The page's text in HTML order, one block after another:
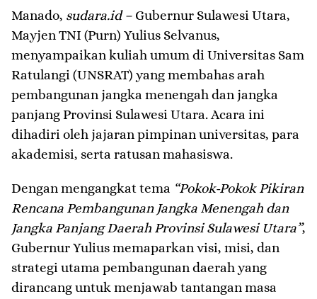
Manado, sudara.id – Gubernur Sulawesi Utara,
Mayjen TNI (Purn) Yulius Selvanus,
menyampaikan kuliah umum di Universitas Sam
Ratulangi (UNSRAT) yang membahas arah
pembangunan jangka menengah dan jangka
panjang Provinsi Sulawesi Utara. Acara ini
dihadiri oleh jajaran pimpinan universitas, para
akademisi, serta ratusan mahasiswa.
Dengan mengangkat tema “Pokok-Pokok Pikiran
Rencana Pembangunan Jangka Menengah dan
Jangka Panjang Daerah Provinsi Sulawesi Utara”,
Gubernur Yulius memaparkan visi, misi, dan
strategi utama pembangunan daerah yang
dirancang untuk menjawab tantangan masa